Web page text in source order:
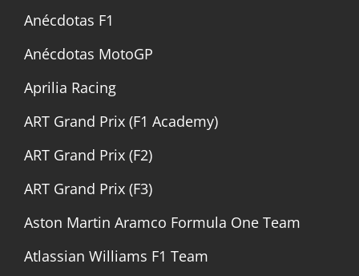
Anécdotas F1
Anécdotas MotoGP
Aprilia Racing
ART Grand Prix (F1 Academy)
ART Grand Prix (F2)
ART Grand Prix (F3)
Aston Martin Aramco Formula One Team
Atlassian Williams F1 Team